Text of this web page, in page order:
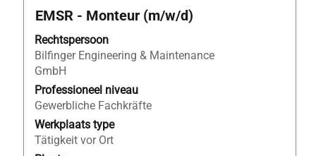
Titel
EMSR - Monteur (m/w/d)
Rechtspersoon
Bilfinger Engineering & Maintenance
GmbH
Professioneel niveau
Gewerbliche Fachkräfte
Werkplaats type
Tätigkeit vor Ort
Selecteer
spatiebalk
om
de
volledige
inhoud
van
de
functiegegevens